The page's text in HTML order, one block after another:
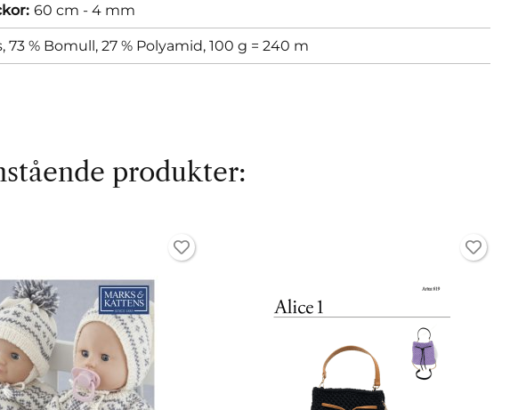
60 cm - 4 mm
73 % Bomull, 27 % Polyamid, 100 g = 240 m
produkter: